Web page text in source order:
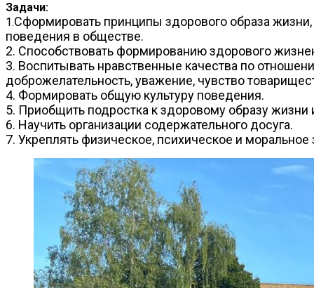
Задачи:
1.Сформировать принципы здорового образа
поведения в обществе.
2. Способствовать формированию здорового
3. Воспитывать нравственные качества по
доброжелательность, уважение, чувство
4. Формировать общую культуру поведения.
5. Приобщить подростка к здоровому образу жизни
6. Научить организации содержательного досуга.
7. Укреплять физическое, психическое и